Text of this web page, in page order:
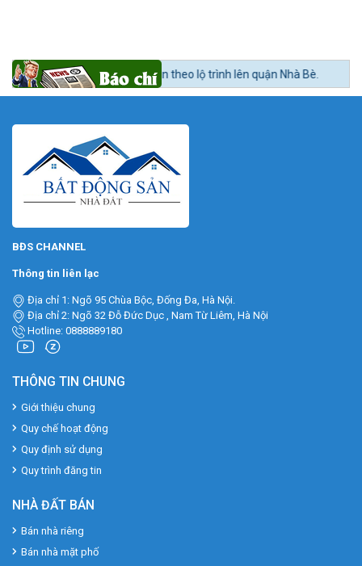
nóng dần theo lộ trình lên quận Nhà Bè.
BĐS CHANNEL
Thông tin liên lạc
Địa chỉ 1: Ngõ 95 Chùa Bộc, Đống Đa, Hà Nội.
Địa chỉ 2: Ngõ 32 Đỗ Đức Dục , Nam Từ Liêm, Hà Nội
Hotline: 0888889180
THÔNG TIN CHUNG
Giới thiệu chung
Quy chế hoạt động
Quy định sử dụng
Quy trình đăng tin
NHÀ ĐẤT BÁN
Bán nhà riêng
Bán nhà mặt phố